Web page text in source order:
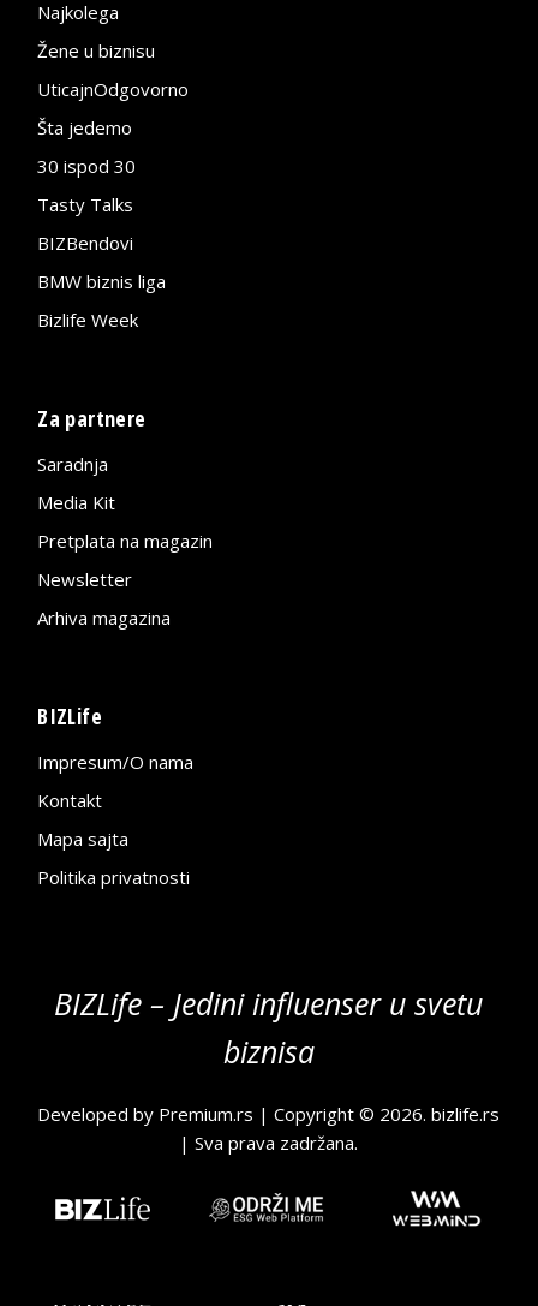
Najkolega
Žene u biznisu
UticajnOdgovorno
Šta jedemo
30 ispod 30
Tasty Talks
BIZBendovi
BMW biznis liga
Bizlife Week
Za partnere
Saradnja
Media Kit
Pretplata na magazin
Newsletter
Arhiva magazina
BIZLife
Impresum/O nama
Kontakt
Mapa sajta
Politika privatnosti
BIZLife – Jedini influenser u svetu
biznisa
Developed by Premium.rs | Copyright © 2026.bizlife.rs
| Sva prava zadržana.